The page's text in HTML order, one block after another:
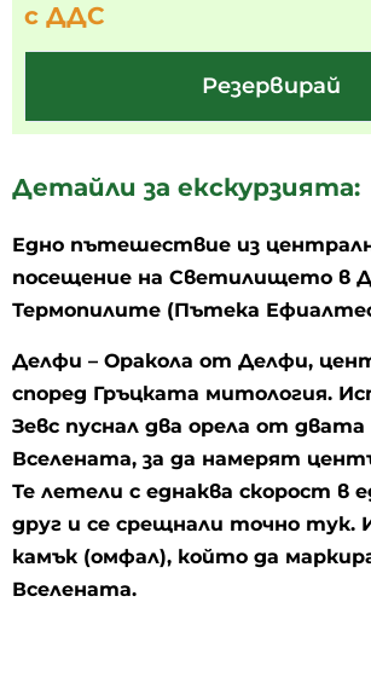
с ДДС
Резервирай
Детайли за екскурзията:
Едно пътешествие из
посещение на Светилището в
Термопилите (Пътека
Делфи – Оракола от Делфи,
според Гръцката митология.
Зевс пуснал два орела от двата
Вселената, за да намерят
Те летели с еднаква скорост в
друг и се срещнали точно тук.
камък (омфал), който да
Вселената.